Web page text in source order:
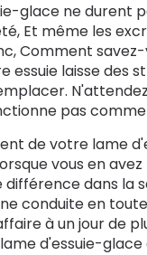
glace ne
Et même les
Comment
essuie laisse des
pas
de votre lame
vous en
dans la
conduite en
à un jour de
d'essuie-